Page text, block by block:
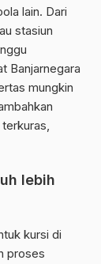
lain. Dari
stasiun
Banjarnegara
mungkin
lebih
kursi di
proses